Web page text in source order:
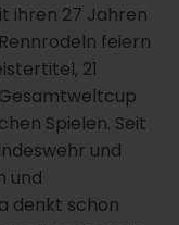
ihren 27 Jahren
feiern
21
Spielen. Seit
und
und
denkt schon